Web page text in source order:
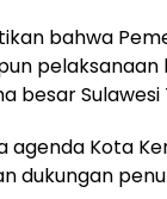
bahwa
besar
agenda Kota
dukungan